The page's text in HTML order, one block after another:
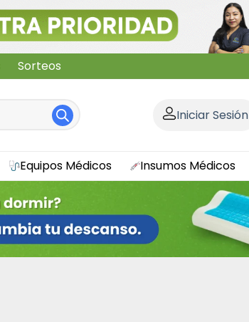
Sorteos
Iniciar Sesión
Equipos Médicos Insumos Médicos